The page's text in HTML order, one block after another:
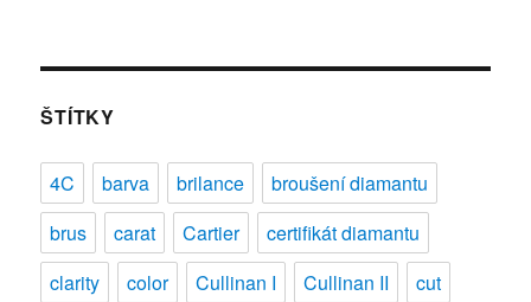
názvem
ŠTÍTKY
4C barva brilance
broušení diamantu
brus
carat Cartier
certifikát diamantu
clarity
color Cullinan I Cullinan II
cut